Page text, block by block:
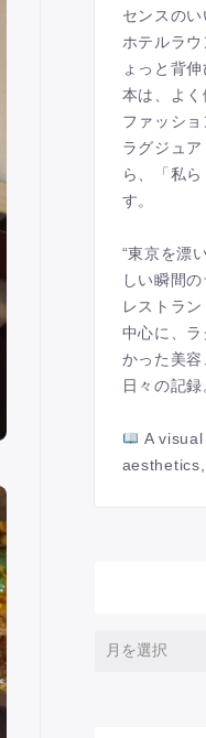
センスのい
ホテルラ
ょっと背
本は、よく
ファッショ
ラグジュ
ら、「私
す。
“東京を漂
しい瞬間
レストラ
中心に、
かった美
日々の記録
A